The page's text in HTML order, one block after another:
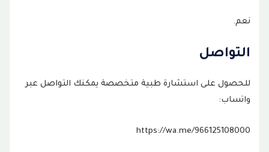
نعم.
التواصل
للحصول على استشارة طبية متخصصة يمكنك التواصل عبر
واتساب:
https://wa.me/966125108000